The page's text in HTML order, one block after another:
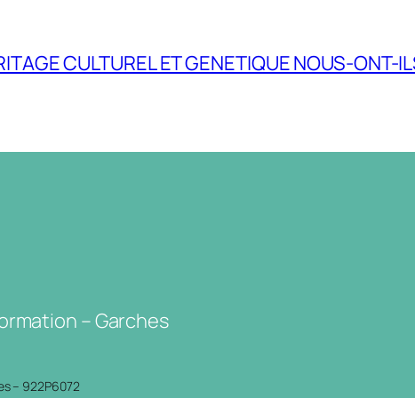
CULTUREL ET GENETIQUE NOUS-ONT-
– Garches
– 922P6072